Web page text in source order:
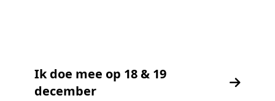
Ik doe mee op 18 & 19
december